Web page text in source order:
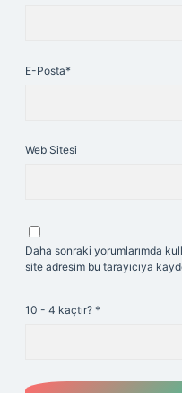
E-Posta*
Web Sitesi
Daha sonraki yorumlarımda
site adresim bu tarayıcıya
10 - 4 kaçtır? *